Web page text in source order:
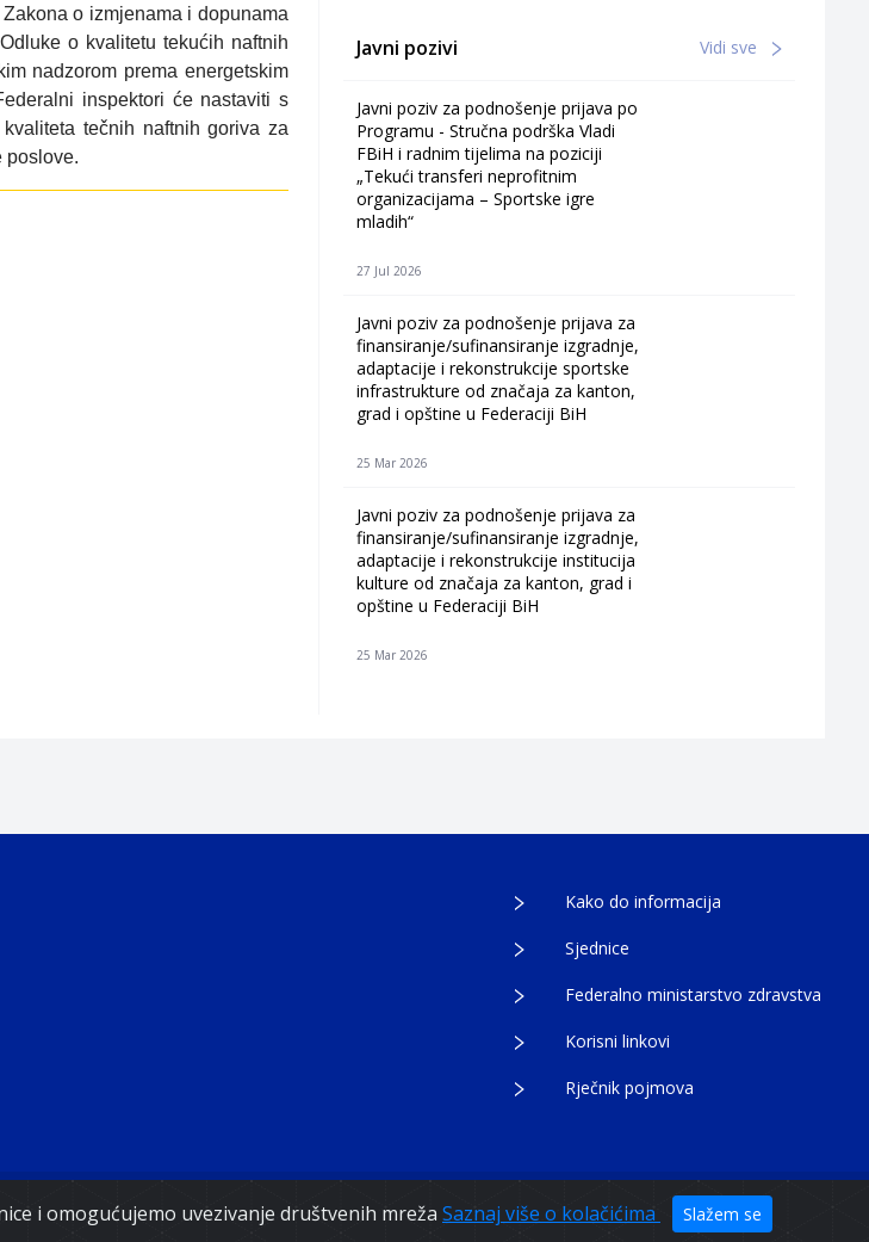
i omogućujemo uvezivanje društvenih mreža Saznaj više o kolačićima Slažem se
o izmjenama i dopunama
o kvalitetu tekućih naftnih
nadzorom prema energetskim
inspektori će nastaviti s
tečnih naftnih goriva za
poslove.
Javni pozivi Vidi sve
Javni poziv za podnošenje prijava po
Programu - Stručna podrška Vladi
FBiH i radnim tijelima na poziciji
„Tekući transferi neprofitnim
organizacijama – Sportske igre
mladih“
27 Jul 2026
Javni poziv za podnošenje prijava za
finansiranje/sufinansiranje izgradnje,
adaptacije i rekonstrukcije sportske
infrastrukture od značaja za kanton,
grad i opštine u Federaciji BiH
25 Mar 2026
Javni poziv za podnošenje prijava za
finansiranje/sufinansiranje izgradnje,
adaptacije i rekonstrukcije institucija
kulture od značaja za kanton, grad i
opštine u Federaciji BiH
25 Mar 2026
Kako do informacija
Sjednice
Federalno ministarstvo zdravstva
Korisni linkovi
Rječnik pojmova
Federacije Bosne i Hercegovine